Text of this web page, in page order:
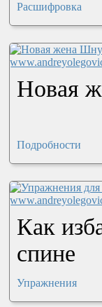
Расшифровка
Новая
Подробности
Как
спине
Упражнения